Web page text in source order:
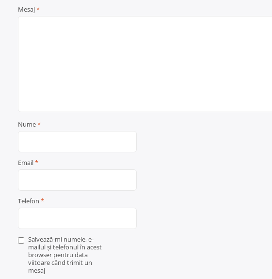
Mesaj*
Nume*
Email*
Telefon *
Salvează-mi numele, e-
mailul și telefonul în acest
browser pentru data
viitoare când trimit un
mesaj